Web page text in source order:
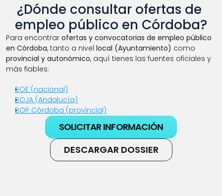
¿Dónde consultar ofertas de
empleo público en Córdoba?
Para encontrar ofertas y convocatorias de empleo público
en Córdoba, tanto a nivel local (Ayuntamiento)
provincial y autonómico, aquí tienes las fuentes oficiales y
más fiables:
BOE (nacional)
BOJA (Andalucía)
BOP Córdoba (provincial)
SOLICITAR INFORMACIÓN
DESCARGAR DOSSIER